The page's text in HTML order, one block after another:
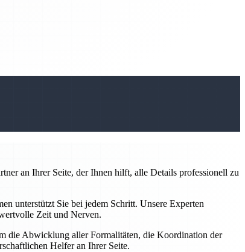
an Ihrer Seite, der Ihnen hilft, alle Details professionell zu
unterstützt Sie bei jedem Schritt. Unsere Experten
Zeit und Nerven.
die Abwicklung aller Formalitäten, die Koordination der
Helfer an Ihrer Seite.